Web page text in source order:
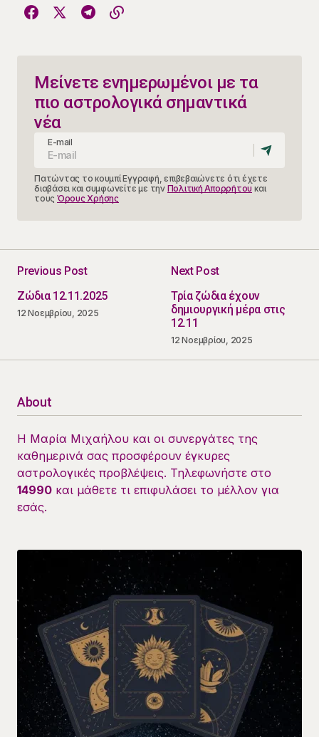
Μείνετε ενημερωμένοι με τα
πιο αστρολογικά σημαντικά
νέα
E-mail
Πατώντας το κουμπί Εγγραφή, επιβεβαιώνετε ότι έχετε
διαβάσει και συμφωνείτε με την Πολιτική Απορρήτου και
τους Όρους Χρήσης
Previous Post
Ζώδια 12.11.2025
12 Νοεμβρίου, 2025
Next Post
Τρία ζώδια έχουν
δημιουργική μέρα στις
12.11
12 Νοεμβρίου, 2025
About
Η Μαρία Μιχαήλου και οι συνεργάτες της
καθημερινά σας προσφέρουν έγκυρες
αστρολογικές προβλέψεις. Τηλεφωνήστε στο
14990 και μάθετε τι επιφυλάσει το μέλλον για
εσάς.